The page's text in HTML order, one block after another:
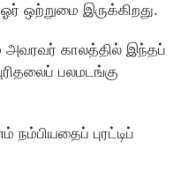
ஒற்றுமை இருக்கிறது.
அவரவர் காலத்தில் இந்தப்
பலமடங்கு
புரட்டிப்